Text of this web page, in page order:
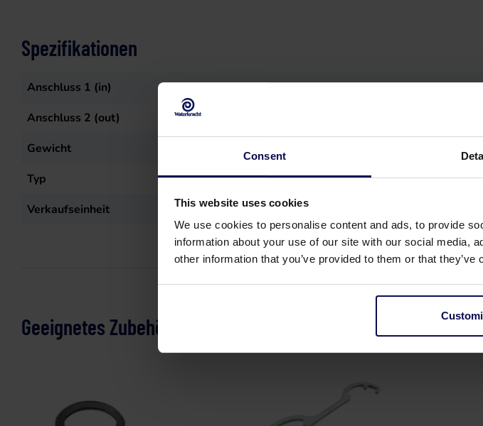
Consent
This website uses cookies
We use cookies to personalise content and ads, to provide
information about your use of our site with our social media,
other information that you’ve provided to them or that
Spezifikationen
Anschluss 1 (in)
4"
Anschluss 2 (out)
Nok 133
Gewicht
Typ
Storz pilaar
Verkaufseinheit
st
Geeignetes Zubehör